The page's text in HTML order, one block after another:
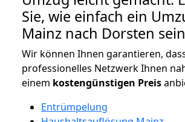
Sie, wie einfach ein
Mainz nach Dorsten
Wir können Ihnen garantieren,
professionelles Netzwerk Ihnen
einem kostengünstigen Preis
Entrümpelung